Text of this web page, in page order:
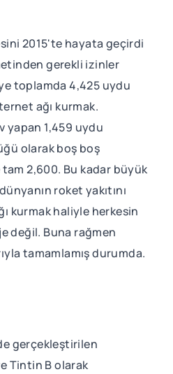
2015'te hayata geçirdi
gerekli izinler
toplamda 4,425 uydu
ağı kurmak.
yapan 1,459 uydu
olarak boş boş
tam 2,600. Bu kadar büyük
roket yakıtını
kurmak haliyle herkesin
değil. Buna rağmen
tamamlamış durumda.
gerçekleştirilen
Tintin B olarak